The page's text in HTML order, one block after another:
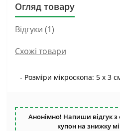
Огляд товару
Відгуки (1)
Схожі товари
- Розміри мікроскопа: 5 х 3
Анонімно! Напиши відгук
купон на знижку